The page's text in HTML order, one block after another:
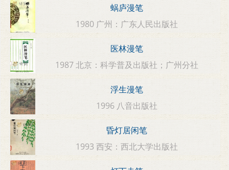
蜗庐漫笔
1980 广州：广东人民出版社
医林漫笔
1987 北京：科学普及出版社；广州分社
浮生漫笔
1996 八音出版社
昏灯居闲笔
1993 西安：西北大学出版社